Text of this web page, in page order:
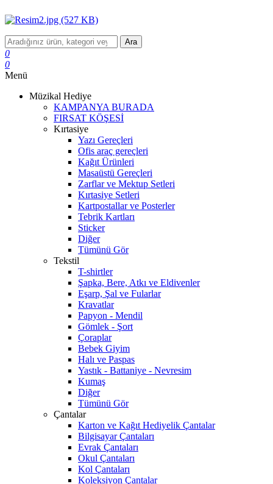
Ara
0
0
Menü
Müzikal Hediye
KAMPANYA BURADA
FIRSAT KÖŞESİ
Kırtasiye
Yazı Gereçleri
Ofis araç gereçleri
Kağıt Ürünleri
Masaüstü Gereçleri
Zarflar ve Mektup Setleri
Kırtasiye Setleri
Kartpostallar ve Posterler
Tebrik Kartları
Sticker
Diğer
Tümünü Gör
Tekstil
T-shirtler
Şapka, Bere, Atkı ve Eldivenler
Eşarp, Şal ve Fularlar
Kravatlar
Papyon - Mendil
Gömlek - Şort
Çoraplar
Bebek Giyim
Halı ve Paspas
Yastık - Battaniye - Nevresim
Kumaş
Diğer
Tümünü Gör
Çantalar
Karton ve Kağıt Hediyelik Çantalar
Bilgisayar Çantaları
Evrak Çantaları
Okul Çantaları
Kol Çantaları
Koleksiyon Çantalar